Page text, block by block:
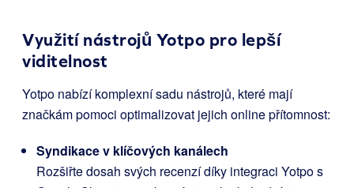
Využití nástrojů Yotpo pro lepší
viditelnost
Yotpo nabízí komplexní sadu nástrojů, které mají
značkám pomoci optimalizovat jejich online přítomnost:
Syndikace v klíčových kanálech
Rozšiřte dosah svých recenzí díky integraci Yotpo s